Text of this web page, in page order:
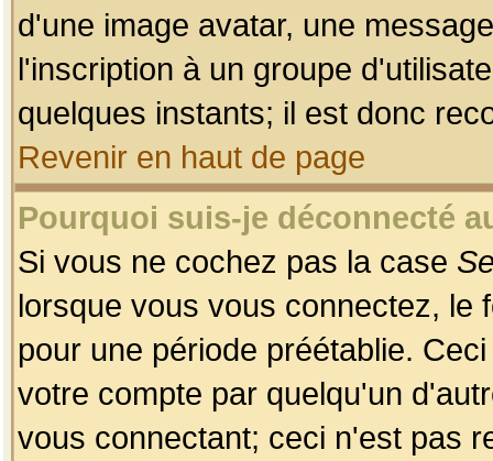
d'une image avatar, une
l'inscription à un groupe
quelques instants; il est donc
Revenir en haut de page
Pourquoi suis-je déconnecté
Si vous ne cochez pas la case
lorsque vous vous connectez, le
pour une période préétablie.
votre compte par quelqu'un
vous connectant; ceci n'est pas